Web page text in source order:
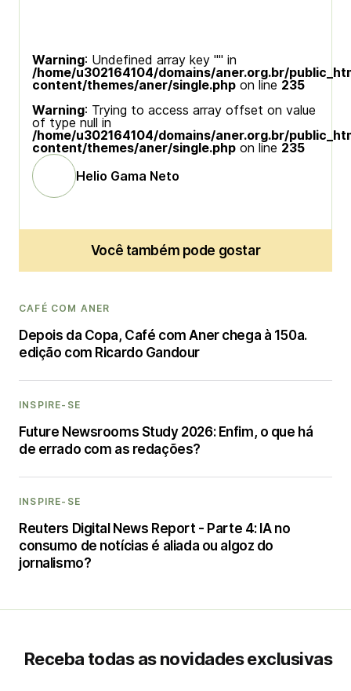
Warning: Undefined array key "" in
/home/u302164104/domains/aner.org.br/
content/themes/aner/single.php on line 235
Warning: Trying to access array offset on value
of type null in
/home/u302164104/domains/aner.org.br/
content/themes/aner/single.php on line 235
Helio Gama Neto
Você também pode gostar
CAFÉ COM ANER
Depois da Copa, Café com Aner chega à 150a.
edição com Ricardo Gandour
INSPIRE-SE
Future Newsrooms Study 2026: Enfim, o que há
de errado com as redações?
INSPIRE-SE
Reuters Digital News Report - Parte 4: IA no
consumo de notícias é aliada ou algoz do
jornalismo?
Receba todas as novidades exclusivas